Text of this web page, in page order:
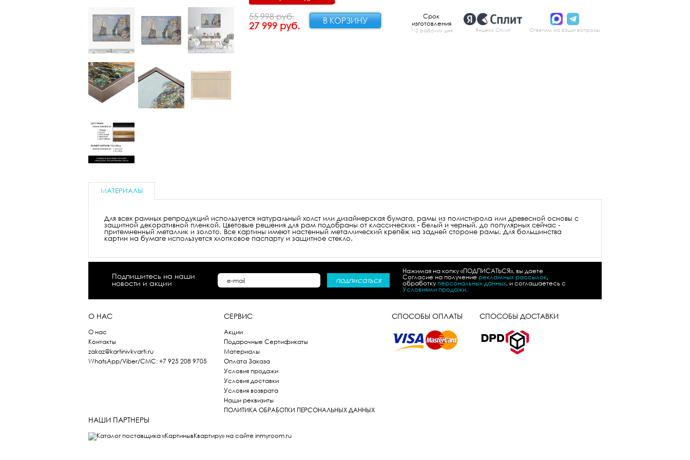
55 998 руб.
27 999 руб.
Срок
изготовления
1-2 рабочих дня Яндекс Сплит Ответим на ваши вопросы
МАТЕРИАЛЫ
Для всех рамных репродукций используется натуральный холст или дизайнерская бумага, рамы из полистирола или древесной основы с
защитной декоративной пленкой. Цветовые решения для рам подобраны от классических - белый и черный, до популярных сейчас -
притемненный металлик и золото. Все картины имеют настенный металлический крепёж на задней стороне рамы. Для большинства
картин на бумаге используется хлопковое паспарту и защитное стекло.
Подпишитесь на наши
новости и акции
Нажимая на копку «ПОДПИСАТЬСЯ», вы даете
Согласие на получение рекламных рассылок,
обработку персональных данных, и соглашаетесь с
Условиями продажи.
О НАС
О нас
Контакты
zakaz@kartinivkvarti.ru
WhatsApp/Viber/СМС: +7 925 208 9705
СЕРВИС
Акции
Подарочные Сертификаты
Материалы
Оплата Заказа
Условия продажи
Условия доставки
Условия возврата
Наши реквизиты
ПОЛИТИКА ОБРАБОТКИ ПЕРСОНАЛЬНЫХ ДАННЫХ
СПОСОБЫ ОПЛАТЫ СПОСОБЫ ДОСТАВКИ
НАШИ ПАРТНЕРЫ